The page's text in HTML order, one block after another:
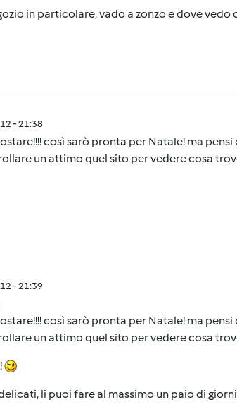
in particolare, vado a zonzo e dove
- 21:38
così sarò pronta per Natale! ma
un attimo quel sito per vedere cosa
- 21:39
così sarò pronta per Natale! ma
un attimo quel sito per vedere cosa
li puoi fare al massimo un paio di